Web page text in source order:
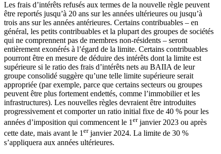
Les frais d’intérêts refusés aux termes de la nouvelle règle peuvent
être reportés jusqu’à 20 ans sur les années ultérieures ou jusqu’à
trois ans sur les années antérieures. Certains contribuables – en
général, les petits contribuables et la plupart des groupes de sociétés
qui ne comprennent pas de membres non-résidents – seront
entièrement exonérés à l’égard de la limite. Certains contribuables
pourront être en mesure de déduire des intérêts dont la limite est
supérieure si le ratio des frais d’intérêts nets au BAIIA de leur
groupe consolidé suggère qu’une telle limite supérieure serait
appropriée (par exemple, parce que certains secteurs ou groupes
peuvent être plus fortement endettés, comme l’immobilier et les
infrastructures). Les nouvelles règles devraient être introduites
progressivement et comporter un ratio initial fixe de 40 % pour les
années d’imposition qui commencent le 1erjanvier 2023 ou après
cette date, mais avant le 1erjanvier 2024. La limite de 30 %
s’appliquera aux années ultérieures.